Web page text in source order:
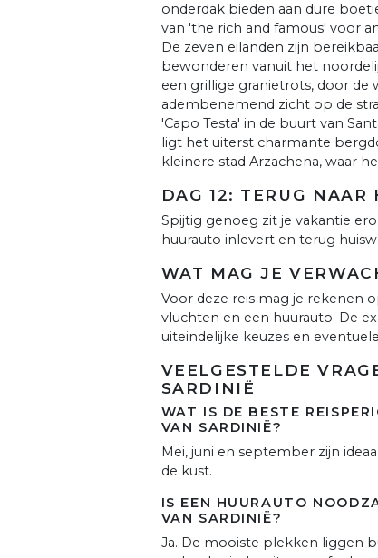
onderdak bieden aan dure
van 'the rich and famous' voor
De zeven eilanden zijn
bewonderen vanuit het
een grillige granietrots, door de
adembenemend zicht op de
'Capo Testa' in de buurt van
ligt het uiterst charmante
kleinere stad Arzachena, waar
DAG 12: TERUG NAAR
Spijtig genoeg zit je vakantie
huurauto inlevert en terug
WAT MAG JE
Voor deze reis mag je rekenen
vluchten en een huurauto. De
uiteindelijke keuzes en
VEELGESTELDE
SARDINIË
WAT IS DE BESTE
VAN SARDINIË?
Mei, juni en september zijn
de kust.
IS EEN HUURAUTO
VAN SARDINIË?
Ja. De mooiste plekken liggen